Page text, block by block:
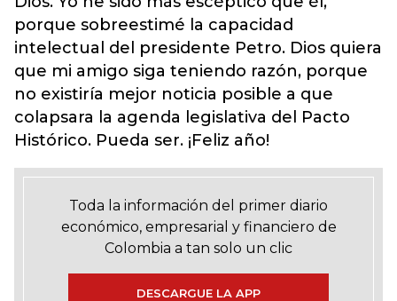
porque sobreestimé la capacidad
intelectual del presidente Petro. Dios quiera
que mi amigo siga teniendo razón, porque
no existiría mejor noticia posible a que
colapsara la agenda legislativa del Pacto
Histórico. Pueda ser. ¡Feliz año!
Toda la información del primer diario
económico, empresarial y financiero de
Colombia a tan solo un clic
DESCARGUE LA APP